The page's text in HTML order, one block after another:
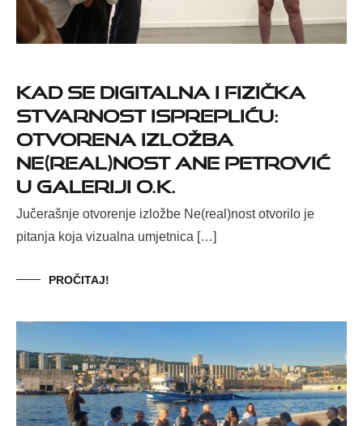
Kad se digitalna i fizička
stvarnost isprepliću:
Otvorena izložba
Ne(real)nost Ane Petrović
u Galeriji O.K.
Jučerašnje otvorenje izložbe Ne(real)nost otvorilo je
pitanja koja vizualna umjetnica […]
PROČITAJ!